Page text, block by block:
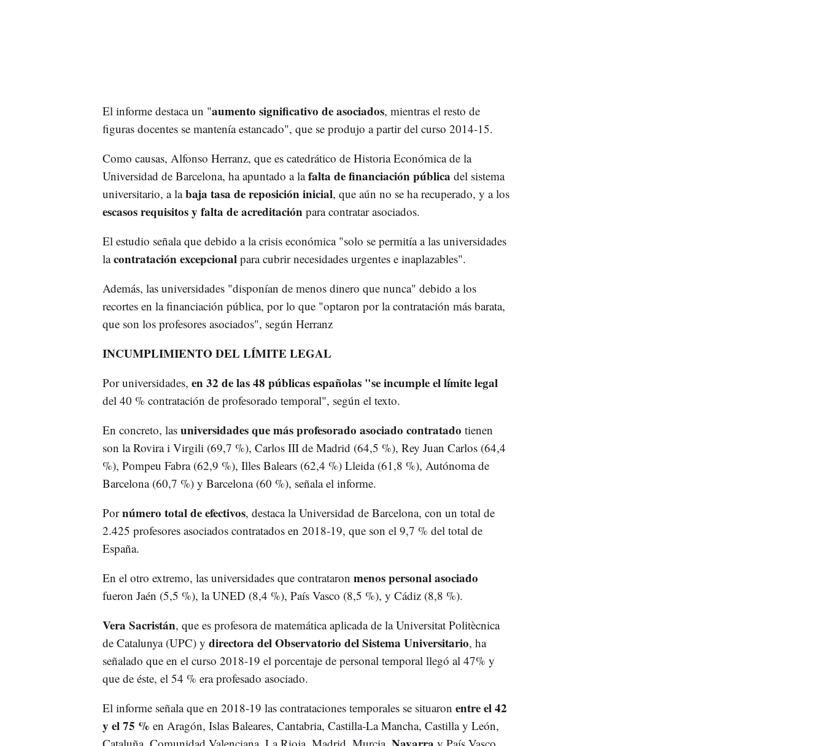
El informe destaca un "aumento significativo de asociados, mientras el resto de
figuras docentes se mantenía estancado", que se produjo a partir del curso 2014-15.
Como causas, Alfonso Herranz, que es catedrático de Historia Económica de la
Universidad de Barcelona, ha apuntado a lafalta de financiación pública del sistema
universitario, a labaja tasa de reposición inicial, que aún no se ha recuperado, y a los
escasos requisitos y falta de acreditación para contratar asociados.
El estudio señala que debido a la crisis económica "solo se permitía a las universidades
lacontratación excepcional para cubrir necesidades urgentes e inaplazables".
Además, las universidades "disponían de menos dinero que nunca" debido a los
recortes en la financiación pública, por lo que "optaron por la contratación más barata,
que son los profesores asociados", según Herranz
INCUMPLIMIENTO DEL LÍMITE LEGAL
Por universidades, en 32 de las 48 públicas españolas "se incumple el límite legal
del 40 % contratación de profesorado temporal", según el texto.
En concreto, lasuniversidades que más profesorado asociado contratado tienen
son la Rovira i Virgili (69,7 %), Carlos III de Madrid (64,5 %), Rey Juan Carlos (64,4
%), Pompeu Fabra (62,9 %), Illes Balears (62,4 %) Lleida (61,8 %), Autónoma de
Barcelona (60,7 %) y Barcelona (60 %), señala el informe.
Pornúmero total de efectivos, destaca la Universidad de Barcelona, con un total de
2.425 profesores asociados contratados en 2018-19, que son el 9,7 % del total de
España.
En el otro extremo, las universidades que contrataron menos personal asociado
fueron Jaén (5,5 %), la UNED (8,4 %), País Vasco (8,5 %), y Cádiz (8,8 %).
Vera Sacristán, que es profesora de matemática aplicada de la Universitat Politècnica
de Catalunya (UPC) y directora del Observatorio del Sistema Universitario, ha
señalado que en el curso 2018-19 el porcentaje de personal temporal llegó al 47% y
que de éste, el 54 % era profesado asociado.
El informe señala que en 2018-19 las contrataciones temporales se situaron entre el 42
y el 75 % en Aragón, Islas Baleares, Cantabria, Castilla-La Mancha, Castilla y León,